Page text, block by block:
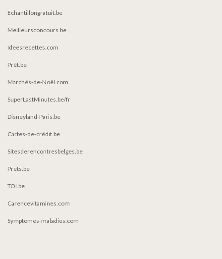
Echantillongratuit.be
Meilleursconcours.be
Ideesrecettes.com
Prêt.be
Marchés-de-Noël.com
SuperLastMinutes.be/fr
Disneyland-Paris.be
Cartes-de-crédit.be
Sitesderencontresbelges.be
Prets.be
TOI.be
Carencevitamines.com
Symptomes-maladies.com